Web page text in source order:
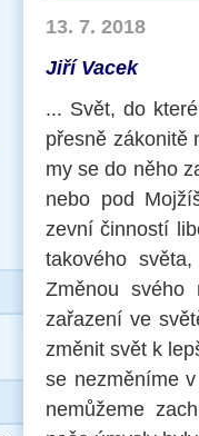
13. 7. 2018
Jiří Vacek
... Svět, do
přesně zákonitě
my se do něho
nebo pod
zevní činností
takového
Změnou svého
zařazení ve
změnit svět k
se nezměníme
nemůžeme